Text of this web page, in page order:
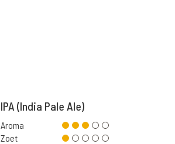
IPA (India Pale Ale)
Aroma
Zoet